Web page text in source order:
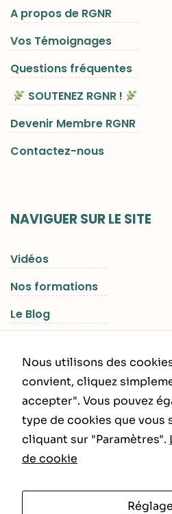
A propos de RGNR
Vos Témoignages
Questions fréquentes
SOUTENEZ RGNR !
Devenir Membre RGNR
Contactez-nous
NAVIGUER SUR LE SITE
Vidéos
Nos formations
Le Blog
INFORMATIONS LÉGALES
Politique de Confidentialité
Nous utilisons des
convient, cliquez
accepter". Vous pouvez
type de cookies que vous
cliquant sur "Paramètres".
de cookie